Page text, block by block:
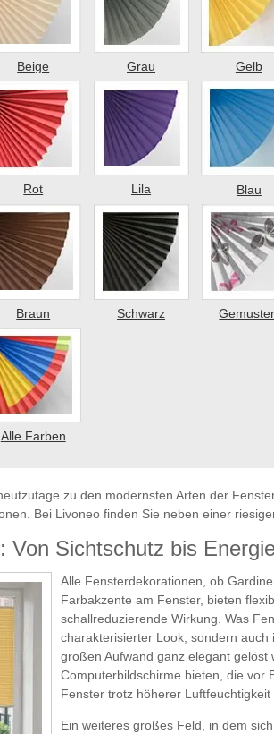
Beige Grau Gelb
Rot Lila Blau
Braun Schwarz
Alle Farben
zu den modernsten Arten der
Bei Livoneo finden Sie neben einer
Von Sichtschutz bis
Alle Fensterdekorationen, ob Gardine,
Farbakzente am Fenster, bieten
schallreduzierende Wirkung. Was
charakterisierter Look, sondern
großen Aufwand ganz elegant gelöst
Computerbildschirme bieten, die vor
Fenster trotz höherer Luftfeuchtigkeit
Ein weiteres großes Feld, in dem